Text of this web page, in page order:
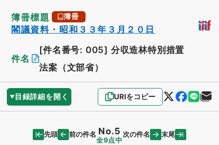
簿冊標題 簿冊
閣議資料・昭和３３年３月２０日
件名
[件名番号: 005] 分収造林特別措置
法案（文部省）
目録詳細を開く URIをコピー
先頭 前の件名 No.5
全9点中
次の件名 末尾